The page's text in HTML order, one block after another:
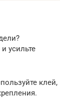
усильте
клей,